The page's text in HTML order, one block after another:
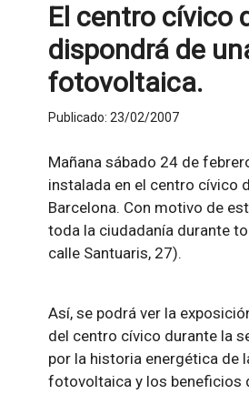
El centro cívico
dispondrá de
fotovoltaica.
Publicado: 23/02/2007
Mañana sábado 24 de
instalada en el centro cívico
Barcelona. Con motivo de
toda la ciudadanía durante
calle Santuaris, 27).
Así, se podrá ver la
del centro cívico durante la
por la historia energética de
fotovoltaica y los beneficios